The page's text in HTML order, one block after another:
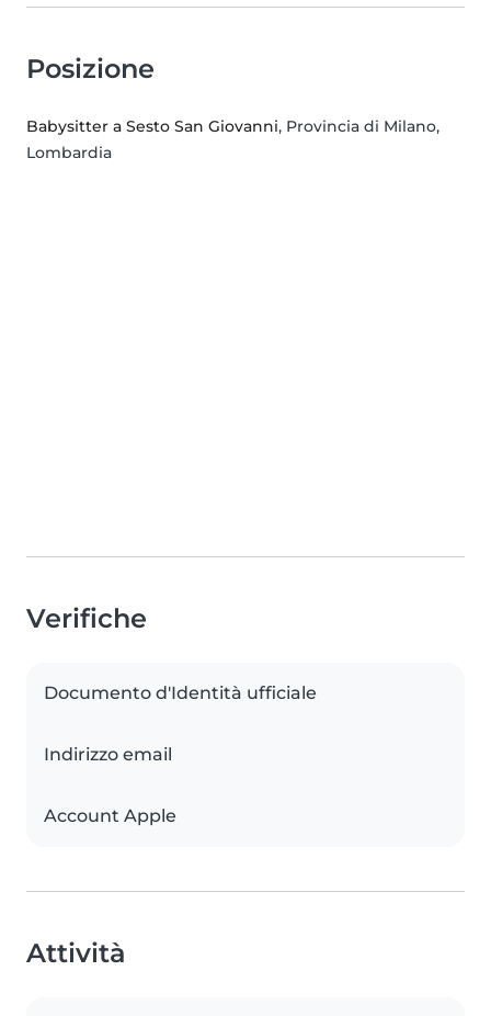
Posizione
Babysitter a Sesto San Giovanni, Provincia di Milano,
Lombardia
Verifiche
Documento d'Identità ufficiale
Indirizzo email
Account Apple
Attività